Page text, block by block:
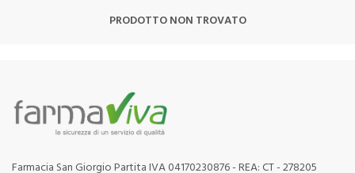
PRODOTTO NON TROVATO
Farmacia San Giorgio Partita IVA 04170230876 - REA: CT - 278205